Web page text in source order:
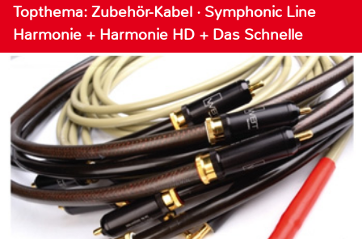
Topthema: Zubehör-Kabel · Symphonic Line
Harmonie + Harmonie HD + Das Schnelle